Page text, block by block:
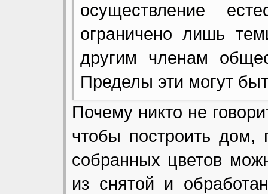
осуществление
ограничено лишь
другим членам
Пределы эти могут
Почему никто не
чтобы построить
собранных цветов
из снятой и